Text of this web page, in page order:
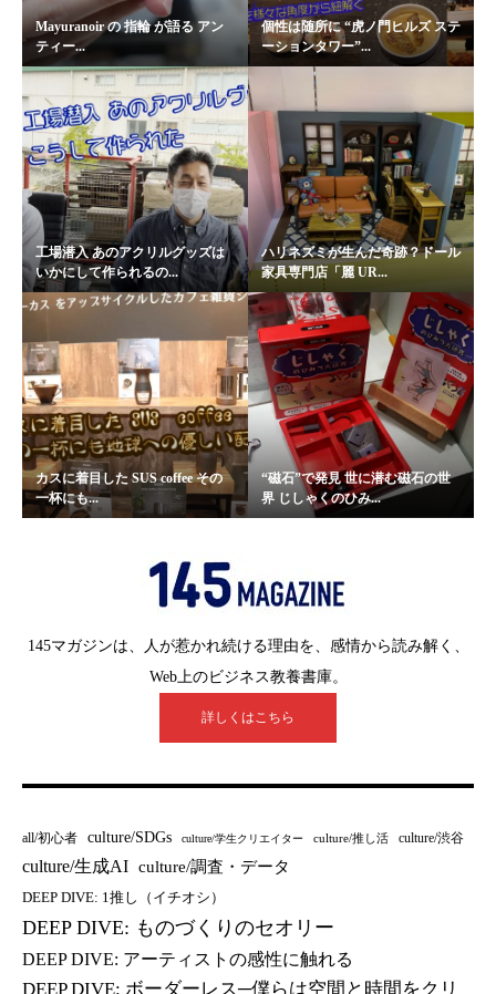
Mayuranoir の 指輪 が語る アン
ティー...
個性は随所に “虎ノ門ヒルズ ステ
ーションタワー”...
工場潜入 あのアクリルグッズは
いかにして作られるの...
ハリネズミが生んだ奇跡？ドール
家具専門店「麗 UR...
カスに着目した SUS coffee その
一杯にも...
“磁石”で発見 世に潜む磁石の世
界 じしゃくのひみ...
145マガジンは、人が惹かれ続ける理由を、感情から読み解く、
Web上のビジネス教養書庫。
詳しくはこちら
all/初心者 culture/SDGs culture/学生クリエイター culture/推し活 culture/渋谷
culture/生成AI culture/調査・データ
DEEP DIVE: 1推し（イチオシ）
DEEP DIVE: ものづくりのセオリー
DEEP DIVE: アーティストの感性に触れる
DEEP DIVE: ボーダーレス─僕らは空間と時間をクリ